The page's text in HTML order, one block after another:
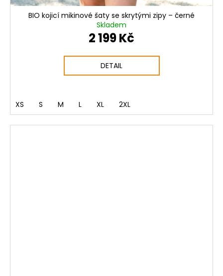
BIO kojicí mikinové šaty se skrytými zipy – černé
Skladem
2 199 Kč
DETAIL
XS S M L XL 2XL